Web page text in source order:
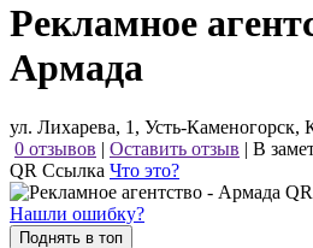
Рекламное
Армада
ул. Лихарева, 1, Усть-Каменогорск,
0 отзывов | Оставить отзыв | В
QR Ссылка Что это?
Нашли ошибку?
Поднять в топ